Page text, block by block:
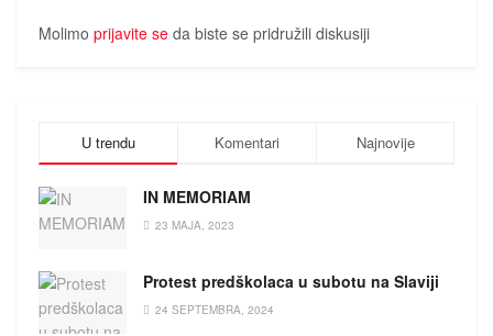
Molimo prijavite se da biste se pridružili diskusiji
U trendu Komentari Najnovije
IN MEMORIAM
23 MAJA, 2023
Protest predškolaca u subotu na Slaviji
24 SEPTEMBRA, 2024